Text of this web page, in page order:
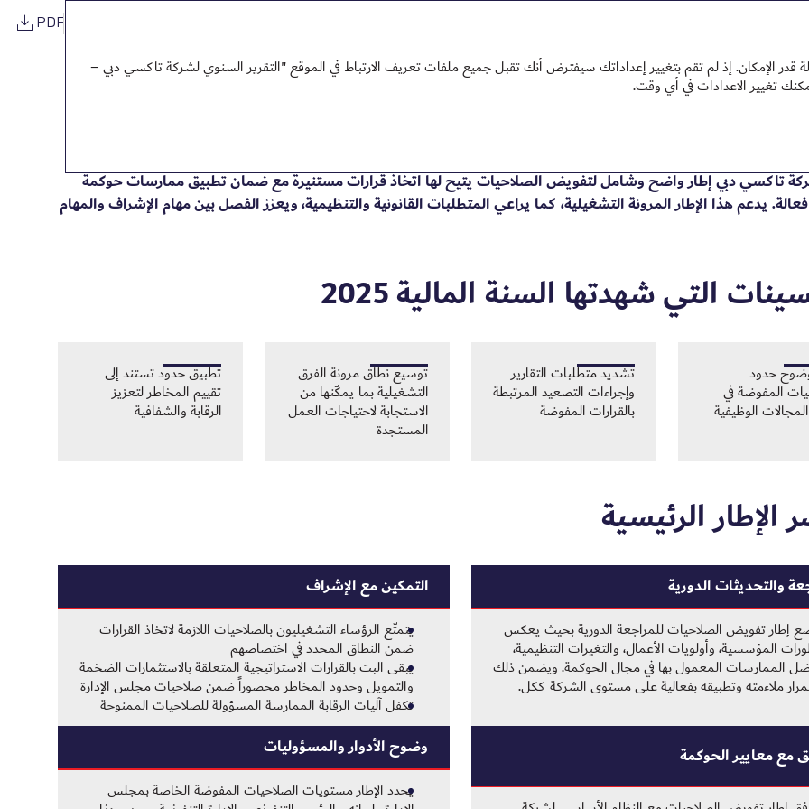
PDF
الصلاحيات والرقابة
تاكسي دبي إطار واضح وشامل لتفويض الصلاحيات يتيح لها اتخاذ قرارات مستنيرة مع ضمان تطبيق ممارسات حوكمة
يدعم هذا الإطار المرونة التشغيلية، كما يراعي المتطلبات القانونية والتنظيمية، ويعزز الفصل بين مهام الإشراف والمهام
التي شهدتها السنة المالية 2025
حدود
المفوضة في
الوظيفية
تشديد متطلبات التقارير
وإجراءات التصعيد المرتبطة
بالقرارات المفوضة
توسيع نطاق مرونة الفرق
التشغيلية بما يمكّنها من
الاستجابة لاحتياجات العمل
المستجدة
تطبيق حدود تستند إلى
تقييم المخاطر لتعزيز
الرقابة والشفافية
الإطار الرئيسية
والتحديثات الدورية
إطار تفويض الصلاحيات للمراجعة الدورية بحيث يعكس
المؤسسية، وأولويات الأعمال، والتغيرات التنظيمية،
الممارسات المعمول بها في مجال الحوكمة. ويضمن ذلك
ملاءمته وتطبيقه بفعالية على مستوى الشركة ككل.
التمكين مع الإشراف
يتمتّع الرؤساء التشغيليون بالصلاحيات اللازمة لاتخاذ القرارات
ضمن النطاق المحدد في اختصاصهم
يبقى البت بالقرارات الاستراتيجية المتعلقة بالاستثمارات الضخمة
والتمويل وحدود المخاطر محصوراً ضمن صلاحيات مجلس الإدارة
تكفل آليات الرقابة الممارسة المسؤولة للصلاحيات الممنوحة
مع معايير الحوكمة وضوح الأدوار والمسؤوليات
يحدد الإطار مستويات الصلاحيات المفوضة الخاصة بمجلس
الإمكان. إذ لم تقم بتغيير إعداداتك سيفترض أنك تقبل جميع ملفات تعريف الارتباط في الموقع "التقرير السنوي لشركة تاكسي دبي –